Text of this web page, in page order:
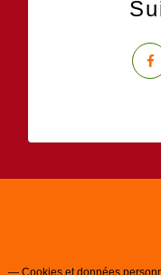
Cookies et données